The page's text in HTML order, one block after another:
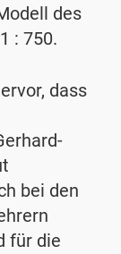
des
: 750.
dass
bei den
für die